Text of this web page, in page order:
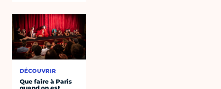
DÉCOUVRIR
Que faire à Paris